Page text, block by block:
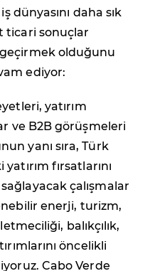
dünyasını daha sık
ticari sonuçlar
olduğunu
ediyor:
yatırım
ve B2B görüşmeleri
yanı sıra, Türk
fırsatlarını
çalışmalar
enerji, turizm,
balıkçılık,
öncelikli
Cabo Verde